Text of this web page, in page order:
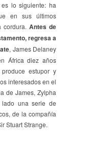
lo siguiente: ha
en sus últimos
cordura. Antes de
regresa a
, James Delaney
África diez años
estupor y
interesados en el
de James, Zylpha
una serie de
de la compañía
Stuart Strange.